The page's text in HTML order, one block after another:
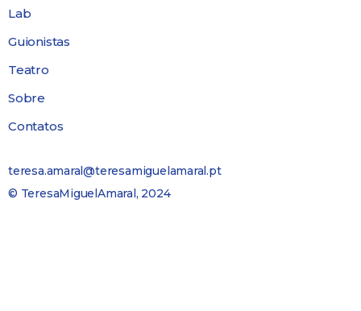
Lab
Guionistas
Teatro
Sobre
Contatos
teresa.amaral@teresamiguelamaral.pt
© TeresaMiguelAmaral, 2024